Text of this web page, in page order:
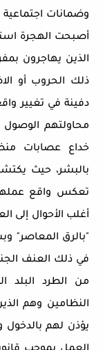
وضمانات اجتماعية
أصبحت الهجرة
الذين يهاجرون
ذلك الحروب أو
دفينة في تغيير
محاولتهم
خداع عصابات
بالبشر، حيث
تعكس واقع
أغلب الأحوال إلى
"بالرق المعاصر"
في ذلك العنف
من الطرد البلد
النظامين وهم
يؤذن لهم بالدخول